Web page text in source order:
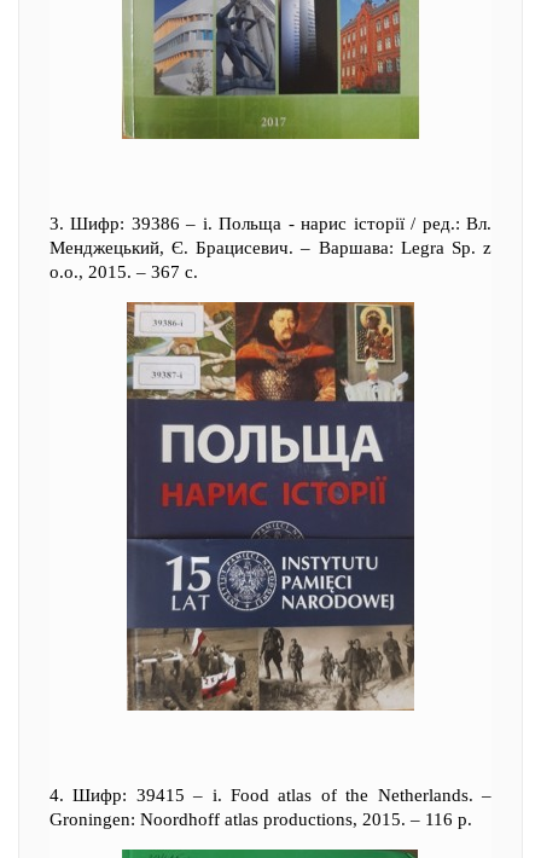
3. Шифр: 39386 – i. Польща - нарис історії / ред.: Вл.
Менджецький, Є. Брацисевич. – Варшава: Legra Sp. z
o.o., 2015. – 367 c.
4. Шифр: 39415 – i. Food atlas of the Netherlands. –
Groningen: Noordhoff atlas productions, 2015. – 116 р.